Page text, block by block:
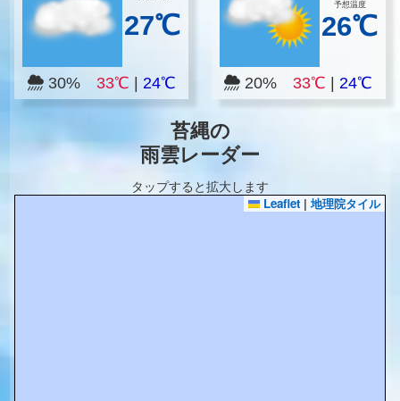
27℃
30% 33℃ 24℃
予想温度
26℃
20% 33℃ |24℃
苔縄の
雨雲レーダー
タップすると拡大します
Leaflet | 地理院タイル